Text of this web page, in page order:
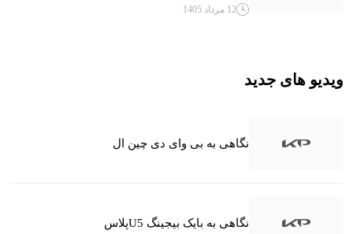
12 مرداد 1405
ویدیو های جدید
نگاهی به بی وای دی چین ال
نگاهی به بایک بیجینگ U5پلاس